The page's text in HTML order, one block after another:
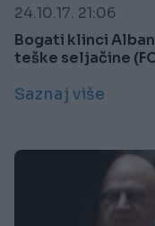
24.10.17. 21:06
Bogati klinci
teške seljačine
Saznaj više